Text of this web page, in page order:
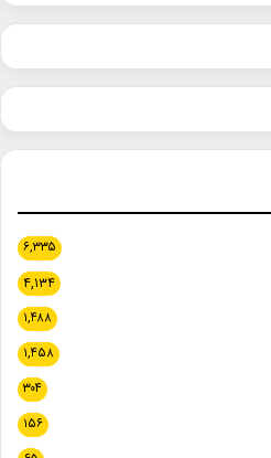
۶,۳۳۵
۴,۱۳۴
۱,۴۸۸
۱,۴۵۸
۳۰۴
۱۵۶